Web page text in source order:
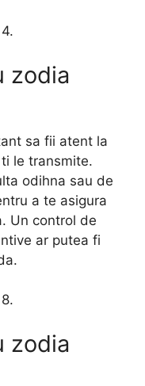
zodia
sa fii atent la
le transmite.
odihna sau de
a te asigura
Un control de
ar putea fi
zodia